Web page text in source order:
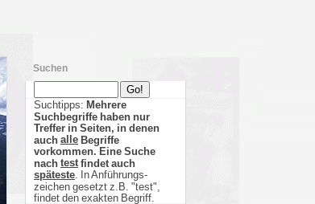
Suchen
Suchtipps: Mehrere
Suchbegriffe haben nur
Treffer in Seiten, in denen
auch alle Begriffe
vorkommen. Eine Suche
nach testfindet auch
späteste. In Anführungs-
zeichen gesetzt z.B. "test",
findet den exakten Begriff.